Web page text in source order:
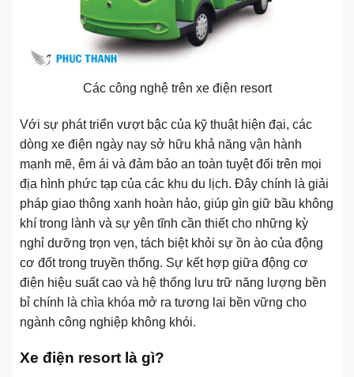
Các công nghệ trên xe điện resort
Với sự phát triển vượt bậc của kỹ thuật hiện đại, các
dòng xe điện ngày nay sở hữu khả năng vận hành
mạnh mẽ, êm ái và đảm bảo an toàn tuyệt đối trên mọi
địa hình phức tạp của các khu du lịch. Đây chính là giải
pháp giao thông xanh hoàn hảo, giúp gìn giữ bầu không
khí trong lành và sự yên tĩnh cần thiết cho những kỳ
nghỉ dưỡng trọn vẹn, tách biệt khỏi sự ồn ào của động
cơ đốt trong truyền thống. Sự kết hợp giữa động cơ
điện hiệu suất cao và hệ thống lưu trữ năng lượng bền
bỉ chính là chìa khóa mở ra tương lai bền vững cho
ngành công nghiệp không khói.
Xe điện resort là gì?